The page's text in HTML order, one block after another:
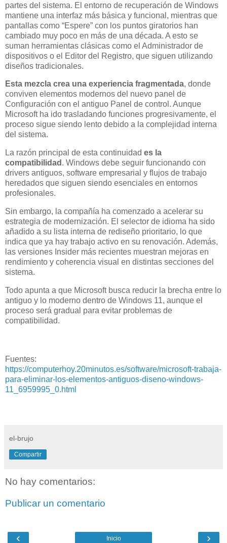
partes del sistema. El entorno de recuperación de Windows
mantiene una interfaz más básica y funcional, mientras que
pantallas como “Espere” con los puntos giratorios han
cambiado muy poco en más de una década. A esto se
suman herramientas clásicas como el Administrador de
dispositivos o el Editor del Registro, que siguen utilizando
diseños tradicionales.
Esta mezcla crea una experiencia fragmentada, donde
conviven elementos modernos del nuevo panel de
Configuración con el antiguo Panel de control. Aunque
Microsoft ha ido trasladando funciones progresivamente, el
proceso sigue siendo lento debido a la complejidad interna
del sistema.
La razón principal de esta continuidad es la
compatibilidad . Windows debe seguir funcionando con
drivers antiguos, software empresarial y flujos de trabajo
heredados que siguen siendo esenciales en entornos
profesionales.
Sin embargo, la compañía ha comenzado a acelerar su
estrategia de modernización. El selector de idioma ha sido
añadido a su lista interna de rediseño prioritario, lo que
indica que ya hay trabajo activo en su renovación. Además,
las versiones Insider más recientes muestran mejoras en
rendimiento y coherencia visual en distintas secciones del
sistema.
Todo apunta a que Microsoft busca reducir la brecha entre lo
antiguo y lo moderno dentro de Windows 11, aunque el
proceso será gradual para evitar problemas de
compatibilidad.
Fuentes:
https://computerhoy.20minutos.es/software/microsoft-trabaja-
para-eliminar-los-elementos-antiguos-diseno-windows-
11_6959995_0.html
el-brujo
Compartir
No hay comentarios:
Publicar un comentario
‹ ›
Inicio